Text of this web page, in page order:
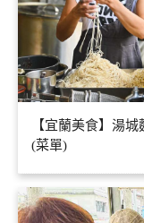
【宜蘭美食】湯
(菜單)